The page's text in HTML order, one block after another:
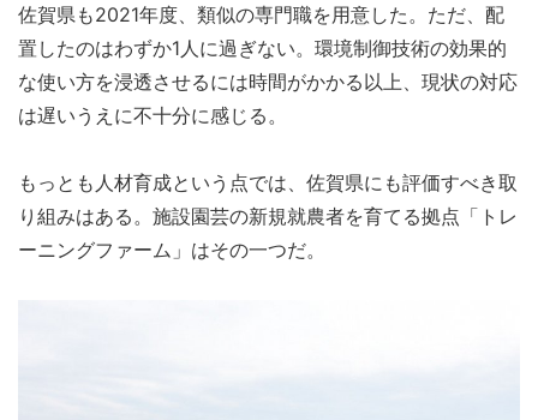
佐賀県も2021年度、類似の専門職を用意した。ただ、配
置したのはわずか1人に過ぎない。環境制御技術の効果的
な使い方を浸透させるには時間がかかる以上、現状の対応
は遅いうえに不十分に感じる。
もっとも人材育成という点では、佐賀県にも評価すべき取
り組みはある。施設園芸の新規就農者を育てる拠点「トレ
ーニングファーム」はその一つだ。